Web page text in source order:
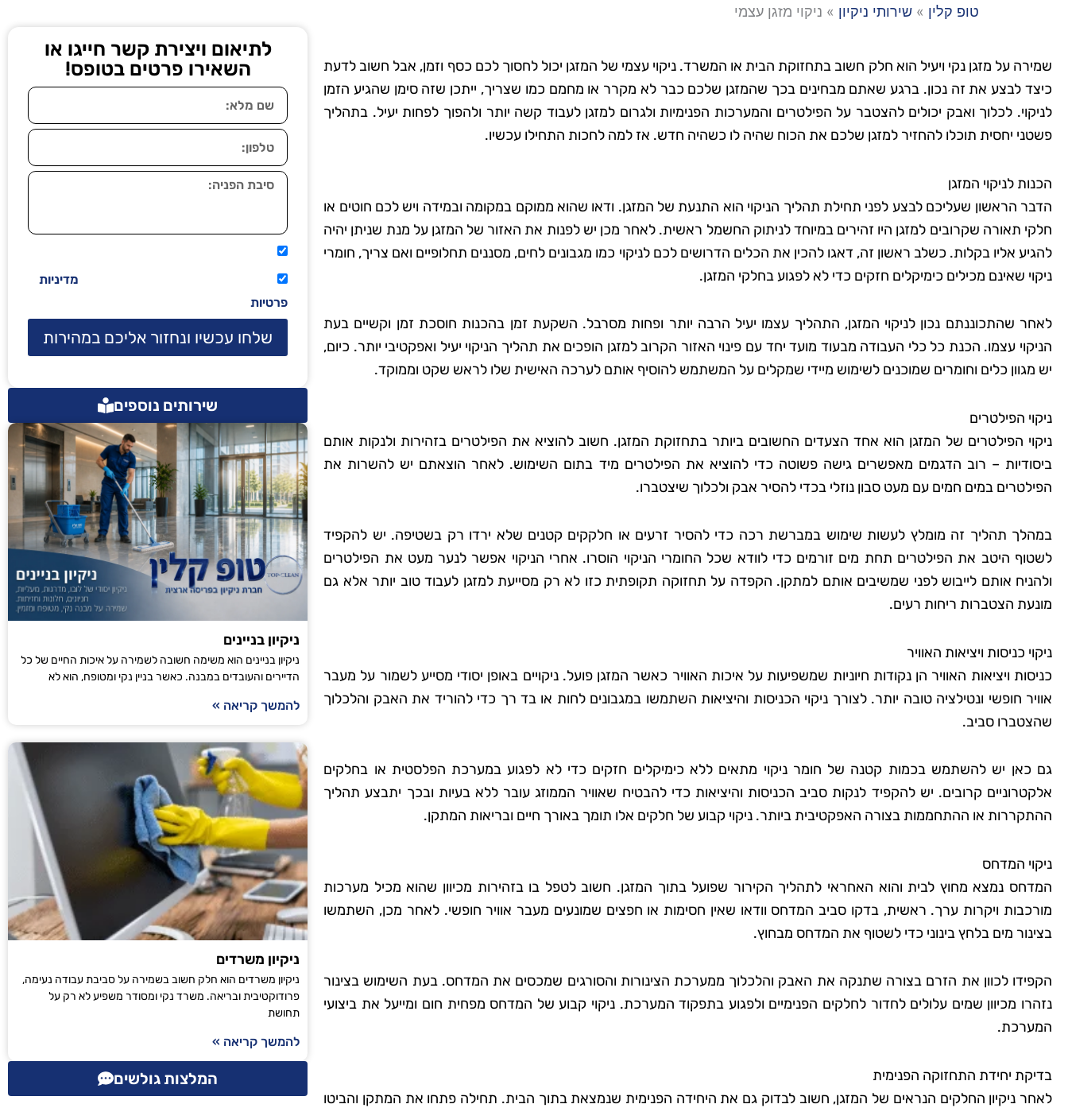
טופ קלין » שירותי ניקיון » ניקוי מזגן עצמי
שמירה על מזגן נקי ויעיל הוא חלק חשוב בתחזוקת הבית או המשרד. ניקוי עצמי של המזגן יכול לחסוך לכם כסף וזמן, אבל חשוב לדעת
כיצד לבצע את זה נכון. ברגע שאתם מבחינים בכך שהמזגן שלכם כבר לא מקרר או מחמם כמו שצריך, ייתכן שזה סימן שהגיע הזמן
לניקוי. לכלוך ואבק יכולים להצטבר על הפילטרים והמערכות הפנימיות ולגרום למזגן לעבוד קשה יותר ולהפוך לפחות יעיל. בתהליך
פשטני יחסית תוכלו להחזיר למזגן שלכם את הכוח שהיה לו כשהיה חדש. אז למה לחכות התחילו עכשיו.
הכנות לניקוי המזגן
הדבר הראשון שעליכם לבצע לפני תחילת תהליך הניקוי הוא התנעת של המזגן. ודאו שהוא ממוקם במקומה ובמידה ויש לכם חוטים או
חלקי תאורה שקרובים למזגן היו זהירים במיוחד לניתוק החשמל ראשית. לאחר מכן יש לפנות את האזור של המזגן על מנת שניתן יהיה
להגיע אליו בקלות. כשלב ראשון זה, דאגו להכין את הכלים הדרושים לכם לניקוי כמו מגבונים לחים, מסננים תחלופיים ואם צריך, חומרי
ניקוי שאינם מכילים כימיקלים חזקים כדי לא לפגוע בחלקי המזגן.
לאחר שהתכוננתם נכון לניקוי המזגן, התהליך עצמו יעיל הרבה יותר ופחות מסרבל. השקעת זמן בהכנות חוסכת זמן וקשיים בעת
הניקוי עצמו. הכנת כל כלי העבודה מבעוד מועד יחד עם פינוי האזור הקרוב למזגן הופכים את תהליך הניקוי יעיל ואפקטיבי יותר. כיום,
יש מגוון כלים וחומרים שמוכנים לשימוש מיידי שמקלים על המשתמש להוסיף אותם לערכה האישית שלו לראש שקט וממוקד.
ניקוי הפילטרים
ניקוי הפילטרים של המזגן הוא אחד הצעדים החשובים ביותר בתחזוקת המזגן. חשוב להוציא את הפילטרים בזהירות ולנקות אותם
ביסודיות – רוב הדגמים מאפשרים גישה פשוטה כדי להוציא את הפילטרים מיד בתום השימוש. לאחר הוצאתם יש להשרות את
הפילטרים במים חמים עם מעט סבון נוזלי בכדי להסיר אבק ולכלוך שיצטברו.
במהלך תהליך זה מומלץ לעשות שימוש במברשת רכה כדי להסיר זרעים או חלקקים קטנים שלא ירדו רק בשטיפה. יש להקפיד
לשטוף היטב את הפילטרים תחת מים זורמים כדי לוודא שכל החומרי הניקוי הוסרו. אחרי הניקוי אפשר לנער מעט את הפילטרים
ולהניח אותם לייבוש לפני שמשיבים אותם למתקן. הקפדה על תחזוקה תקופתית כזו לא רק מסייעת למזגן לעבוד טוב יותר אלא גם
מונעת הצטברות ריחות רעים.
ניקוי כניסות ויציאות האוויר
כניסות ויציאות האוויר הן נקודות חיוניות שמשפיעות על איכות האוויר כאשר המזגן פועל. ניקויים באופן יסודי מסייע לשמור על מעבר
אוויר חופשי ונטילציה טובה יותר. לצורך ניקוי הכניסות והיציאות השתמשו במגבונים לחות או בד רך כדי להוריד את האבק והלכלוך
שהצטברו סביב.
גם כאן יש להשתמש בכמות קטנה של חומר ניקוי מתאים ללא כימיקלים חזקים כדי לא לפגוע במערכת הפלסטית או בחלקים
אלקטרוניים קרובים. יש להקפיד לנקות סביב הכניסות והיציאות כדי להבטיח שאוויר הממוזג עובר ללא בעיות ובכך יתבצע תהליך
ההתקררות או ההתחממות בצורה האפקטיבית ביותר. ניקוי קבוע של חלקים אלו תומך באורך חיים ובריאות המתקן.
ניקוי המדחס
המדחס נמצא מחוץ לבית והוא האחראי לתהליך הקירור שפועל בתוך המזגן. חשוב לטפל בו בזהירות מכיוון שהוא מכיל מערכות
מורכבות ויקרות ערך. ראשית, בדקו סביב המדחס וודאו שאין חסימות או חפצים שמונעים מעבר אוויר חופשי. לאחר מכן, השתמשו
בצינור מים בלחץ בינוני כדי לשטוף את המדחס מבחוץ.
הקפידו לכוון את הזרם בצורה שתנקה את האבק והלכלוך ממערכת הצינורות והסורגים שמכסים את המדחס. בעת השימוש בצינור
נזהרו מכיוון שמים עלולים לחדור לחלקים הפנימיים ולפגוע בתפקוד המערכת. ניקוי קבוע של המדחס מפחית חום ומייעל את ביצועי
המערכת.
בדיקת יחידת התחזוקה הפנימית
לאחר ניקיון החלקים הנראים של המזגן, חשוב לבדוק גם את היחידה הפנימית שנמצאת בתוך הבית. תחילה פתחו את המתקן והביטו
לתיאום ויצירת קשר חייגו או
השאירו פרטים בטופס!
מדיניות
פרטיות
שלחו עכשיו ונחזור אליכם במהירות
שירותים נוספים
ניקיון בניינים
ניקיון בניינים הוא משימה חשובה לשמירה על איכות החיים של כל
הדיירים והעובדים במבנה. כאשר בניין נקי ומטופח, הוא לא
להמשך קריאה »
ניקיון משרדים
ניקיון משרדים הוא חלק חשוב בשמירה על סביבת עבודה נעימה,
פרודוקטיבית ובריאה. משרד נקי ומסודר משפיע לא רק על
תחושת
להמשך קריאה »
המלצות גולשים